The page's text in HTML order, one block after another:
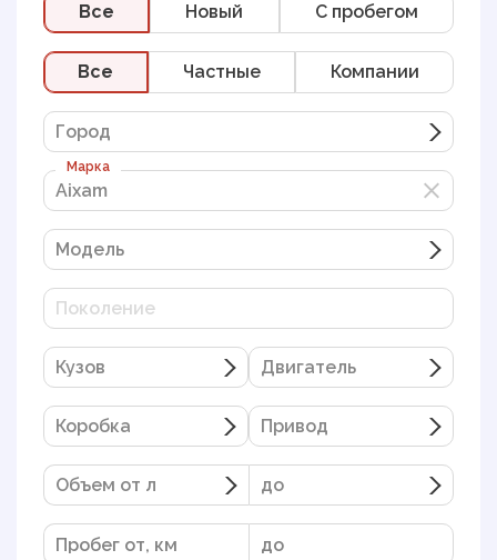
Все Новый C пробегом
Все Частные Компании
Город
AixamAixam
Марка
Модель
Поколение
Кузов Двигатель
Коробка Привод
Объем от л до